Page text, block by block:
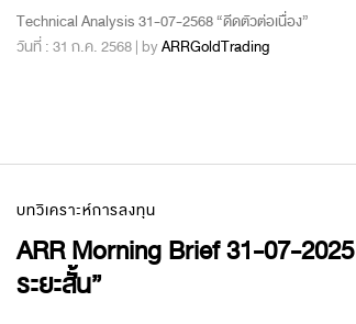
Technical Analysis 31-07-2568 “ดีดตัวต่อเนื่อง”
วันที่ : 31 ก.ค. 2568 | byARRGoldTrading
บทวิเคราะห์การลงทุน
ARR Morning Brief 31-07-
ระยะสั้น”